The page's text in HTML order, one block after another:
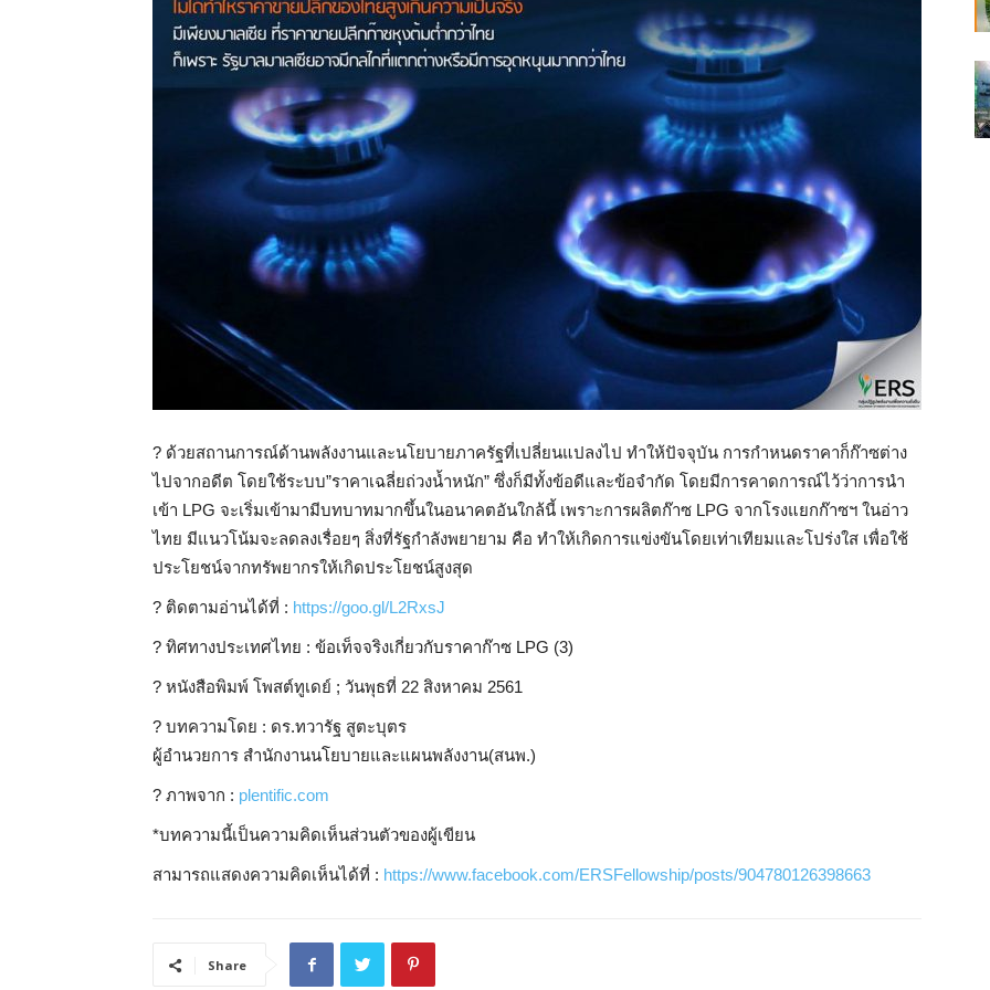
?️ ด้วยสถานการณ์ด้านพลังงานและนโยบายภาครัฐที่เปลี่ยนแปลงไป ทำให้ปัจจุบัน การกำหนดราคาก็ก๊าซต่าง
ไปจากอดีต โดยใช้ระบบ”ราคาเฉลี่ยถ่วงน้ำหนัก” ซึ่งก็มีทั้งข้อดีและข้อจำกัด โดยมีการคาดการณ์ไว้ว่าการนำ
เข้า LPG จะเริ่มเข้ามามีบทบาทมากขึ้นในอนาคตอันใกล้นี้ เพราะการผลิตก๊าซ LPG จากโรงแยกก๊าซฯ ในอ่าว
ไทย มีแนวโน้มจะลดลงเรื่อยๆ สิ่งที่รัฐกำลังพยายาม คือ ทำให้เกิดการแข่งขันโดยเท่าเทียมและโปร่งใส เพื่อใช้
ประโยชน์จากทรัพยากรให้เกิดประโยชน์สูงสุด
?️ ติดตามอ่านได้ที่ : https://goo.gl/L2RxsJ
? ทิศทางประเทศไทย : ข้อเท็จจริงเกี่ยวกับราคาก๊าซ LPG (3)
? หนังสือพิมพ์ โพสต์ทูเดย์ ; วันพุธที่ 22 สิงหาคม 2561
? บทความโดย : ดร.ทวารัฐ สูตะบุตร
ผู้อำนวยการ สำนักงานนโยบายและแผนพลังงาน(สนพ.)
?️ ภาพจาก : plentific.com
*บทความนี้เป็นความคิดเห็นส่วนตัวของผู้เขียน
สามารถแสดงความคิดเห็นได้ที่ : https://www.facebook.com/ERSFellowship/posts/904780126398663
Share